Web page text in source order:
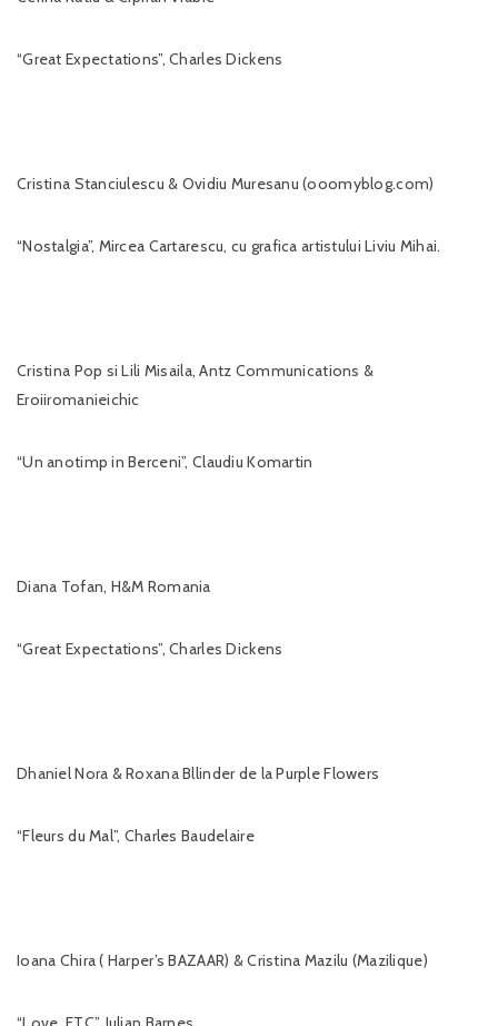
“Great Expectations”, Charles Dickens
Cristina Stanciulescu & Ovidiu Muresanu (ooomyblog.com)
“Nostalgia”, Mircea Cartarescu, cu grafica artistului Liviu Mihai.
Cristina Pop si Lili Misaila, Antz Communications &
Eroiiromanieichic
“Un anotimp in Berceni”, Claudiu Komartin
Diana Tofan, H&M Romania
“Great Expectations”, Charles Dickens
Dhaniel Nora & Roxana Bllinder de la Purple Flowers
“Fleurs du Mal”, Charles Baudelaire
Ioana Chira ( Harper’s BAZAAR) & Cristina Mazilu (Mazilique)